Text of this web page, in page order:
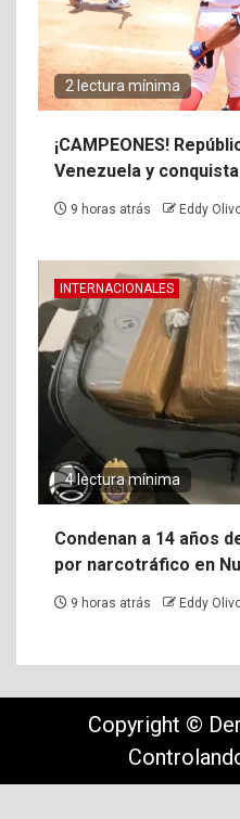
2 lectura mínima
¡CAMPEONES!
Venezuela y
9 horas atrás Eddy
INTERNACIONALES
4 lectura mínima
Condenan a 14 años
por narcotráfico en
9 horas atrás Eddy
Copyright ©